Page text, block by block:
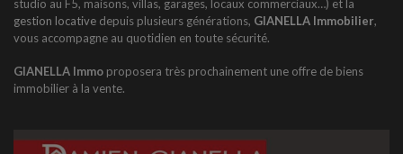
studio au F5, maisons, villas, garages, locaux commerciaux…) et la
gestion locative depuis plusieurs générations, GIANELLA Immobilier,
vous accompagne au quotidien en toute sécurité.
GIANELLA Immo proposera très prochainement une offre de biens
immobilier à la vente.